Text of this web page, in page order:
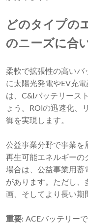
どのタイプの
のニーズに合
柔軟で拡張性の高いバ
に太陽光発電やEV充
は、C&Iバッテリース
ょう。ROIの迅速化、
御を実現します。
公益事業分野で事業を
再生可能エネルギーの
場合は、公益事業用蓄
があります。ただし、
画、そしてより長い期
重要: ACEバッテリーで